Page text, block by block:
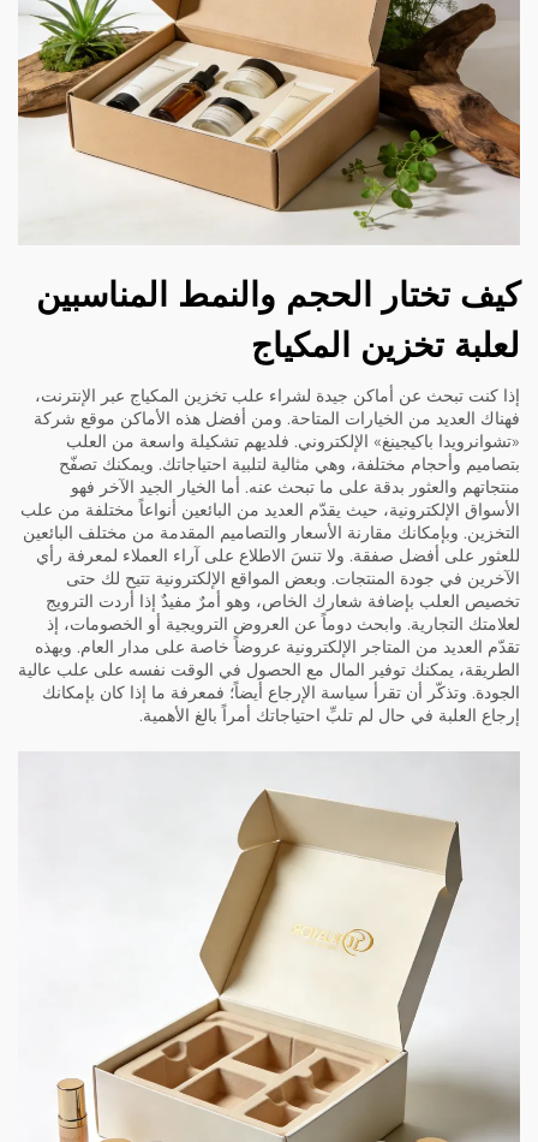
كيف تختار الحجم والنمط المناسبين
لعلبة تخزين المكياج
إذا كنت تبحث عن أماكن جيدة لشراء علب تخزين المكياج عبر الإنترنت،
فهناك العديد من الخيارات المتاحة. ومن أفضل هذه الأماكن موقع شركة
«تشوانرويدا باكيجينغ» الإلكتروني. فلديهم تشكيلة واسعة من العلب
بتصاميم وأحجام مختلفة، وهي مثالية لتلبية احتياجاتك. ويمكنك تصفّح
منتجاتهم والعثور بدقة على ما تبحث عنه. أما الخيار الجيد الآخر فهو
الأسواق الإلكترونية، حيث يقدّم العديد من البائعين أنواعاً مختلفة من علب
التخزين. وبإمكانك مقارنة الأسعار والتصاميم المقدمة من مختلف البائعين
للعثور على أفضل صفقة. ولا تنسَ الاطلاع على آراء العملاء لمعرفة رأي
الآخرين في جودة المنتجات. وبعض المواقع الإلكترونية تتيح لك حتى
تخصيص العلب بإضافة شعارك الخاص، وهو أمرٌ مفيدٌ إذا أردت الترويج
لعلامتك التجارية. وابحث دوماً عن العروض الترويجية أو الخصومات، إذ
تقدّم العديد من المتاجر الإلكترونية عروضاً خاصة على مدار العام. وبهذه
الطريقة، يمكنك توفير المال مع الحصول في الوقت نفسه على علب عالية
الجودة. وتذكّر أن تقرأ سياسة الإرجاع أيضاً؛ فمعرفة ما إذا كان بإمكانك
إرجاع العلبة في حال لم تلبِّ احتياجاتك أمراً بالغ الأهمية.